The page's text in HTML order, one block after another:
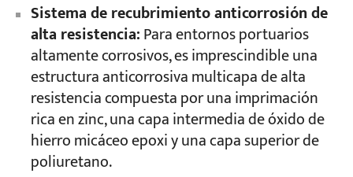
Sistema de recubrimiento anticorrosión de
alta resistencia:Para entornos portuarios
altamente corrosivos, es imprescindible una
estructura anticorrosiva multicapa de alta
resistencia compuesta por una imprimación
rica en zinc, una capa intermedia de óxido de
hierro micáceo epoxi y una capa superior de
poliuretano.